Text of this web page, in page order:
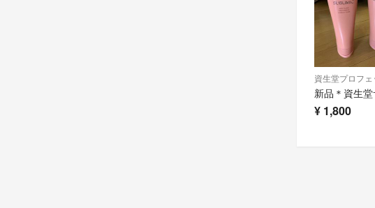
資生堂プロフ
¥ 1,800